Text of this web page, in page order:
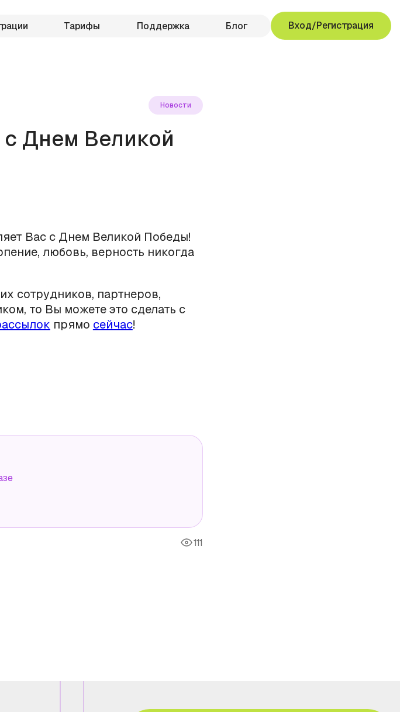
Тарифы Поддержка Блог Вход/Регистрация
Новости
Днем Великой
Вас с Днем Великой Победы!
любовь, верность никогда
сотрудников, партнеров,
то Вы можете это сделать с
прямо сейчас!
111